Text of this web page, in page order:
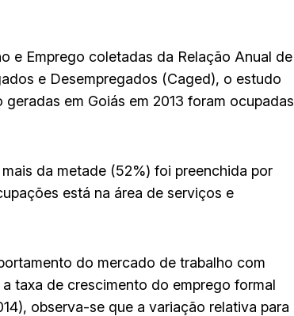
e Emprego coletadas da Relação Anual de
e Desempregados (Caged), o estudo
em Goiás em 2013 foram ocupadas
da metade (52%) foi preenchida por
está na área de serviços e
do mercado de trabalho com
taxa de crescimento do emprego formal
observa-se que a variação relativa para